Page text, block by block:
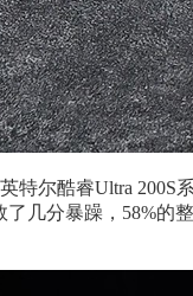
尔酷睿Ultra 200S
几分暴躁，58%